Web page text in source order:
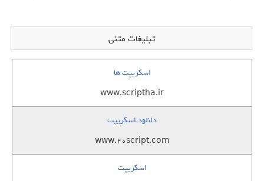
تبلیغات متنی
اسکریپت ها
www.scriptha.ir
دانلود اسکریپت
www.20script.com
اسکریپت